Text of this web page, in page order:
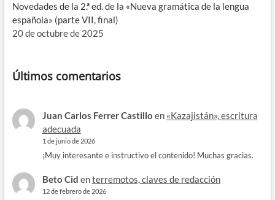
Novedades de la 2.ª ed. de la «Nueva gramática de la lengua
española» (parte VII, final)
20 de octubre de 2025
Últimos comentarios
Juan Carlos Ferrer Castillo en «Kazajistán», escritura
adecuada
1 de junio de 2026
¡Muy interesante e instructivo el contenido! Muchas gracias.
Beto Cid enterremotos, claves de redacción
12 de febrero de 2026